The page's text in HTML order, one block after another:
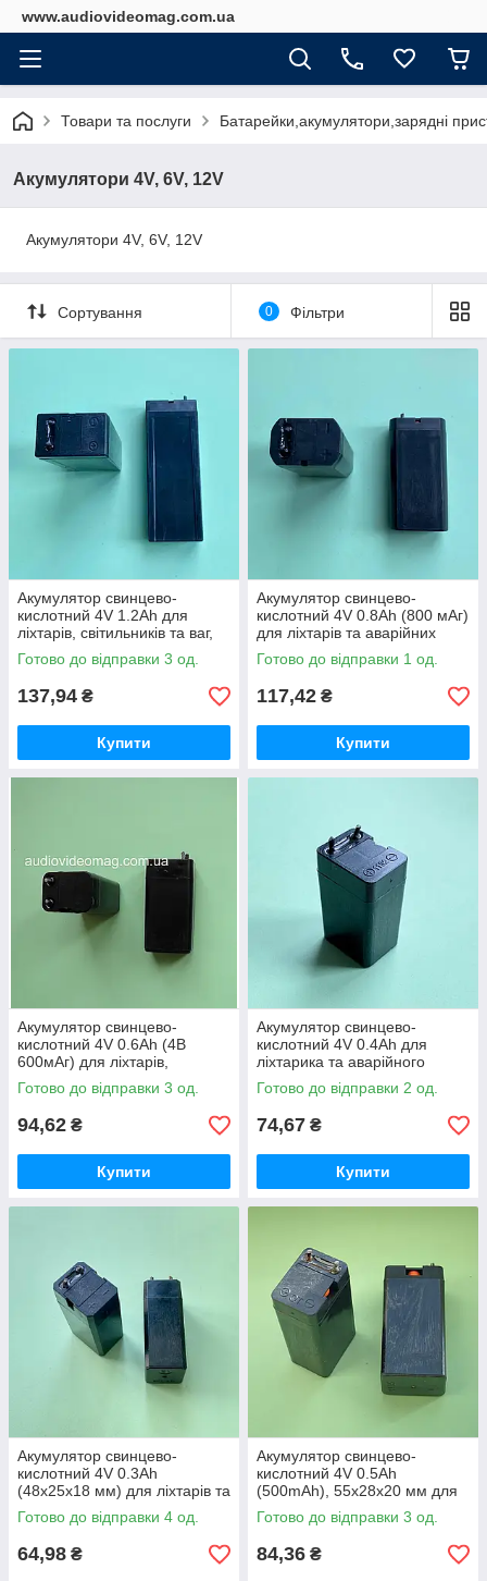
www.audiovideomag.com.ua
Товари та послуги Батарейки,акумулятори,зарядні
Акумулятори 4V, 6V, 12V
Акумулятори 4V, 6V, 12V
Сортування 0 Фільтри
Акумулятор свинцево-
кислотний 4V 1.2Ah для
ліхтарів, світильників та ваг,
90х35х22 мм
Готово до відправки 3 од.
137,94 ₴
Купити
Акумулятор свинцево-
кислотний 4V 0.8Ah (800 мАг)
для ліхтарів та аварійних
світильників, 64х34х21 мм
Готово до відправки 1 од.
117,42 ₴
Купити
Акумулятор свинцево-
кислотний 4V 0.6Ah (4В
600мАг) для ліхтарів,
56х32х22 мм
Готово до відправки 3 од.
94,62 ₴
Купити
Акумулятор свинцево-
кислотний 4V 0.4Ah для
ліхтарика та аварійного
освітлення (46х28х21мм)
Готово до відправки 2 од.
74,67 ₴
Купити
Акумулятор свинцево-
кислотний 4V 0.3Ah
(48х25х18 мм) для ліхтарів та
портативної електроніки
Готово до відправки 4 од.
64,98 ₴
Акумулятор свинцево-
кислотний 4V 0.5Ah
(500mAh), 55х28х20 мм для
ліхтарів і світильників
Готово до відправки 3 од.
84,36 ₴